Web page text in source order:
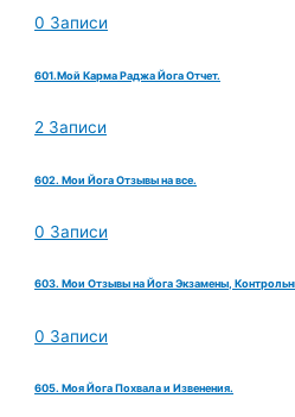
0 Записи
601.Мой Карма Раджа Йога Отчет.
2 Записи
602. Мои Йога Отзывы на все.
0 Записи
603. Мои Отзывы на Йога Экзамены,
0 Записи
605. Моя Йога Похвала и Извенения.